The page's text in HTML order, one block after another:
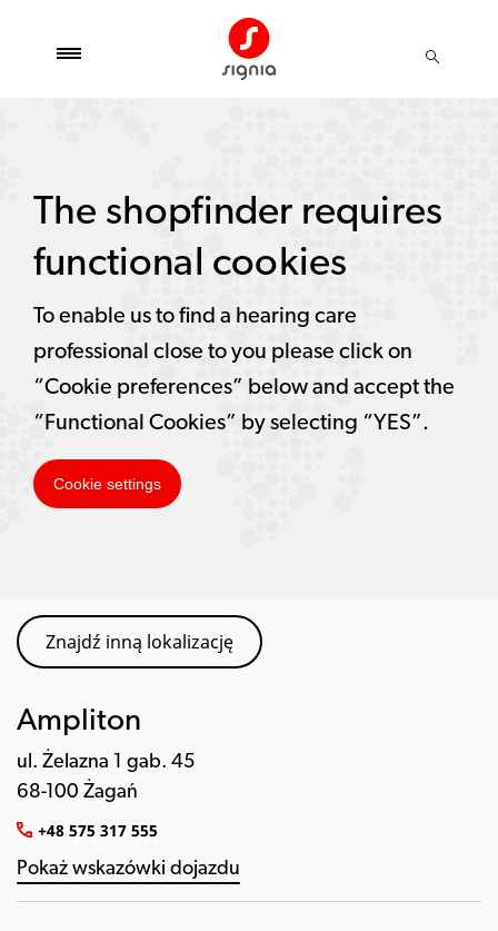
Znajdź inną lokalizację
Ampliton
ul. Żelazna 1 gab. 45
68-100 Żagań
+48 575 317 555
Pokaż wskazówki dojazdu
The shopfinder requires
functional cookies
To enable us to find a hearing care
professional close to you please click on
“Cookie preferences” below and accept the
“Functional Cookies” by selecting “YES”.
Cookie settings